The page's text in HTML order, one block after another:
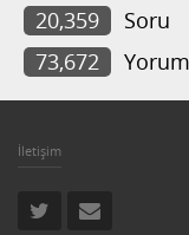
20,359 Soru
73,672
Yorum
İletişim